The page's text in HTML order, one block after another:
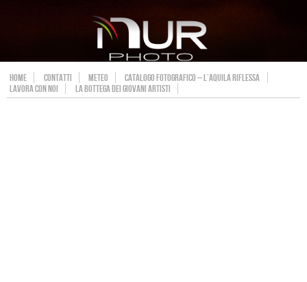
HOME CONTATTI METEO
CATALOGO FOTOGRAFICO – L’AQUILA RIFLESSA
LAVORA CON NOI
LA BOTTEGA DEI GIOVANI ARTISTI